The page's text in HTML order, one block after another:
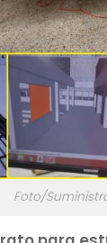
Foto/